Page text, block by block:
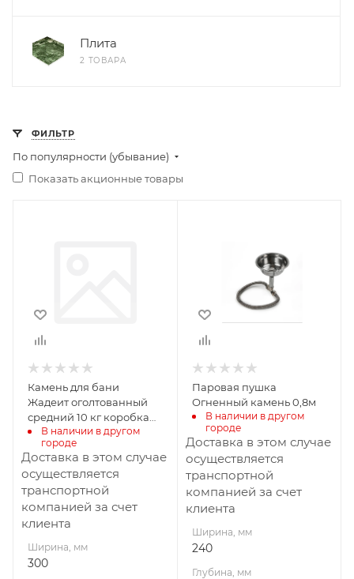
Плита
2 ТОВАРА
ФИЛЬТР
По популярности (убывание)
Показать акционные товары
150
Камень для бани
Жадеит оголтованный
средний 10 кг коробка
(40) АК
В наличии в другом
городе
Доставка в этом случае
осуществляется
транспортной
компанией за счет
клиента
Ширина, мм
300
Высота, мм
150
Паровая пушка
Огненный камень 0,8м
В наличии в другом
городе
Доставка в этом случае
осуществляется
транспортной
компанией за счет
клиента
Ширина, мм
240
Глубина, мм